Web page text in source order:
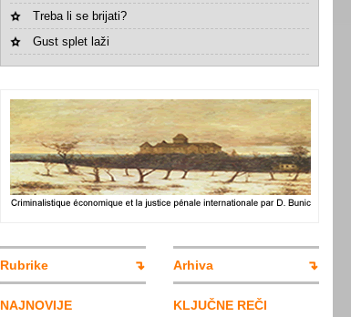
Treba li se brijati?
Gust splet laži
Rubrike
NAJNOVIJE
Arhiva
KLJUČNE REČI